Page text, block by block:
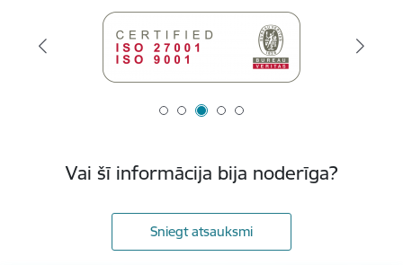
Vai šī informācija bija noderīga?
Sniegt atsauksmi